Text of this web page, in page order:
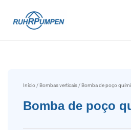
para
Início /Bombas verticais / Bomba de poço
Bomba de poço